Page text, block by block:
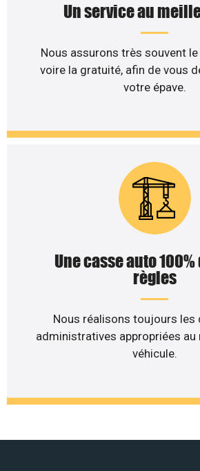
Un service au
Nous assurons très souvent
voire la gratuité, afin de vous
votre épave.
Une casse auto
règles
Nous réalisons toujours les
administratives appropriées au
véhicule.